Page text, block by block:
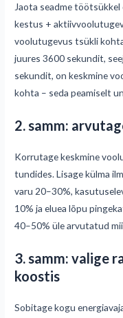
Jaota seadme
kestus +
voolutugevus tsükli
juures 3600 sekundit,
sekundit, on keskmine
kohta – seda peamiselt
2. samm:
Korrutage keskmine
tundides. Lisage külma
varu 20–30%,
10% ja eluea lõpu
40–50% üle arvutatud
3. samm: valige
koostis
Sobitage kogu